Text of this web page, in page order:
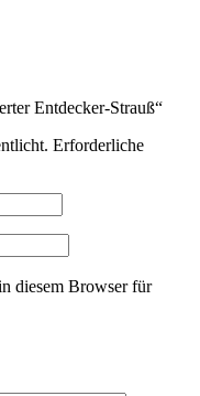
Entdecker-Strauß“
Erforderliche
diesem Browser für